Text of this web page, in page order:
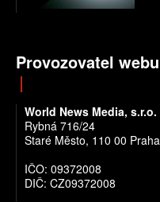
Provozovatel webu
World News Media, s.r.o.
Rybná 716/24
Staré Město, 110 00 Praha
IČO: 09372008
DIČ: CZ09372008